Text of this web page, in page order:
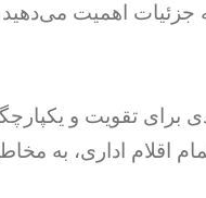
اهمیت می‌دهید
برای تقویت و
اقلام اداری، به